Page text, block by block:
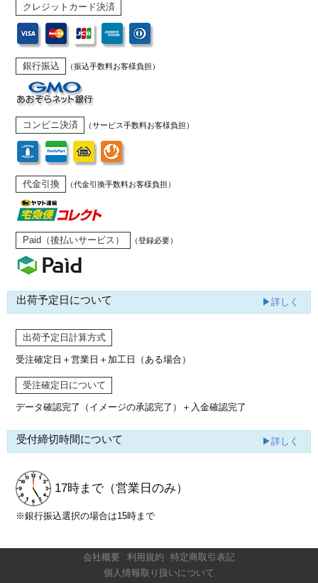
クレジットカード決済
銀行振込 （振込手数料お客様負担）
コンビニ決済 （サービス手数料お客様負担）
代金引換 （代金引換手数料お客様負担）
Paid（後払いサービス） （登録必要）
出荷予定日について ▶詳しく
出荷予定日計算方式
受注確定日＋営業日＋加工日（ある場合）
受注確定日について
データ確認完了（イメージの承認完了） ＋入金確認完了
受付締切時間について ▶詳しく
17時まで （営業日のみ）
※銀行振込選択の場合は15時まで
会社概要 利用規約
特定商取引表記
個人情報取り扱いについて